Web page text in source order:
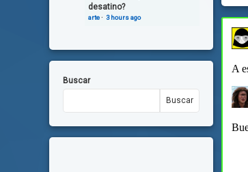
desatino?
arte· 3 hours ago
Buscar
Buscar